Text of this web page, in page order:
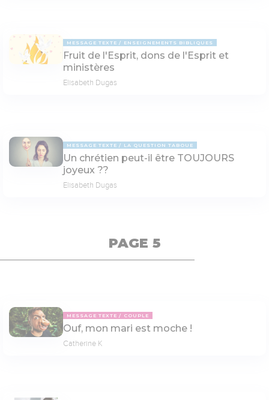
MESSAGE TEXTE ENSEIGNEMENTS BIBLIQUES
Fruit de l'Esprit, dons de l'Esprit et
ministères
Elisabeth Dugas
MESSAGE TEXTE LA QUESTION TABOUE
Un chrétien peut-il être TOUJOURS
joyeux ??
Elisabeth Dugas
PAGE 5
MESSAGE TEXTE COUPLE
Ouf, mon mari est moche !
Catherine K